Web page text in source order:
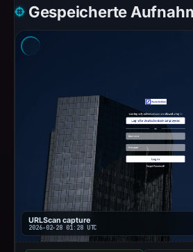
Gespeicherte
URLScan capture
2026-02-28 01:28 UTC